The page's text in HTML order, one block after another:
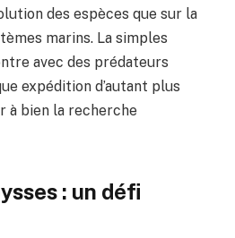
des espèces que sur la
marins. La simples
avec des prédateurs
expédition d’autant plus
à bien la recherche
: un défi